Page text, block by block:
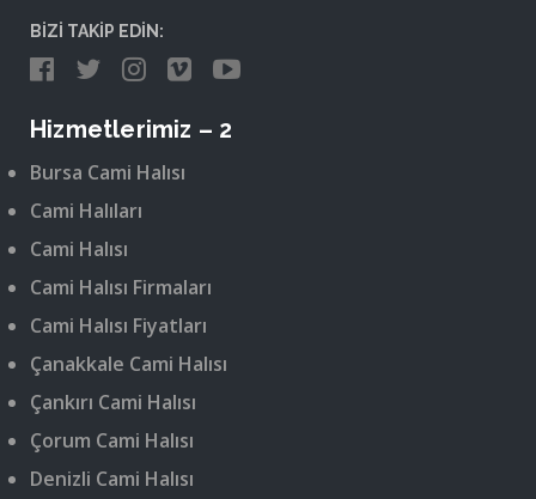
BİZİ TAKİP EDİN:
Hizmetlerimiz – 2
Bursa Cami Halısı
Cami Halıları
Cami Halısı
Cami Halısı Firmaları
Cami Halısı Fiyatları
Çanakkale Cami Halısı
Çankırı Cami Halısı
Çorum Cami Halısı
Denizli Cami Halısı